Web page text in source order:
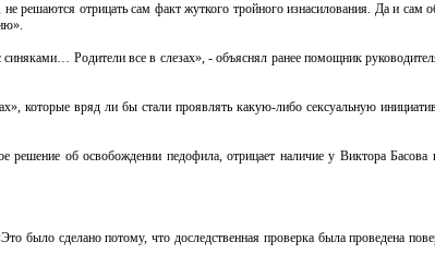
решаются отрицать сам факт жуткого тройного изнасилования. Да и сам
Родители все в слезах», - объяснял ранее помощник
которые вряд ли бы стали проявлять какую-либо сексуальную
об освобождении педофила, отрицает наличие у Виктора Басова
было сделано потому, что доследственная проверка была проведена